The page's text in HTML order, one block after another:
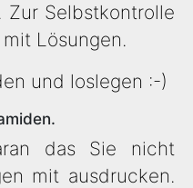
Zur Selbstkontrolle
Lösungen.
und loslegen :-)
das Sie nicht
mit ausdrucken.